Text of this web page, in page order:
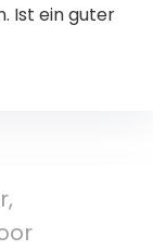
Ist ein guter